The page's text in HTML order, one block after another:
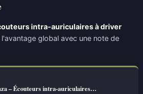
intra-auriculaires à driver
l'avantage global avec une note de
– Écouteurs intra-auriculaires…